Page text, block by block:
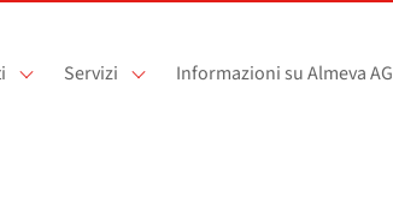
Servizi Informazioni su Almeva AG